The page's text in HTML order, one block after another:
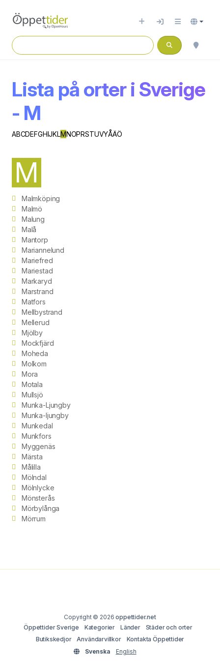
Lista på orter i Sverige
- M
ABCDEFGHIJKLMNOPRSTUVYÅÄÖ
M
Malmköping
Malmö
Malung
Malå
Mantorp
Mariannelund
Mariefred
Mariestad
Markaryd
Marstrand
Matfors
Mellbystrand
Mellerud
Mjölby
Mockfjärd
Moheda
Molkom
Mora
Motala
Mullsjö
Munka-Ljungby
Munka-ljungby
Munkedal
Munkfors
Myggenäs
Märsta
Målilla
Mölndal
Mölnlycke
Mönsterås
Mörbylånga
Mörrum
Copyright © 2026oppettider.net
Öppettider Sverige
Kategorier Länder
Städer och orter
Butikskedjor
Användarvillkor
Kontakta Öppettider
Svenska
English